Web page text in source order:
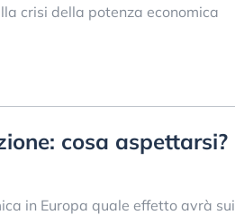
crisi della potenza economica
cosa aspettarsi?
in Europa quale effetto avrà sui